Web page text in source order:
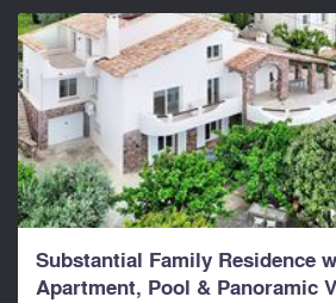
Substantial Family Residence
Apartment, Pool & Panoramic